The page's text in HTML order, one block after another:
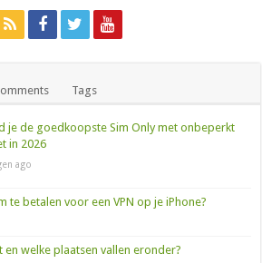
Tags
je de goedkoopste Sim Only met onbeperkt
in 2026
ago
te betalen voor een VPN op je iPhone?
en welke plaatsen vallen eronder?